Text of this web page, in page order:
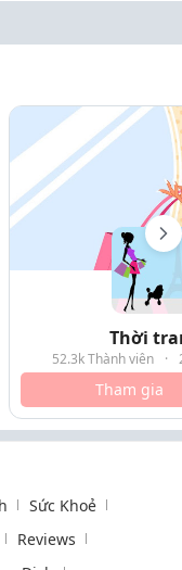
Thời
52.3k Thành viên ·
Tham gia
Sức Khoẻ
Reviews